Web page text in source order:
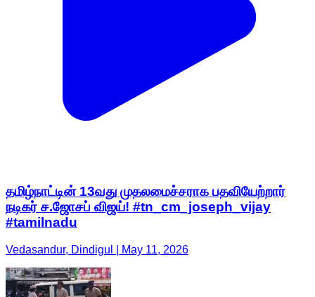
தமிழ்நாட்டின் 13வது முதலமைச்சராக பதவியேற்றார்
நடிகர் ச.ஜோசப் விஜய்! #tn_cm_joseph_vijay
#tamilnadu
Vedasandur, Dindigul | May 11, 2026